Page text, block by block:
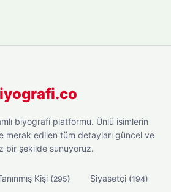
biyografi platformu. Ünlü isimlerin
merak edilen tüm detayları güncel ve
bir şekilde sunuyoruz.
Kişi (295) Siyasetçi (194)